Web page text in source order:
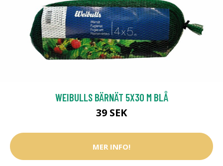
WEIBULLS BÄRNÄT 5X30 M BLÅ
39 SEK
MER INFO!